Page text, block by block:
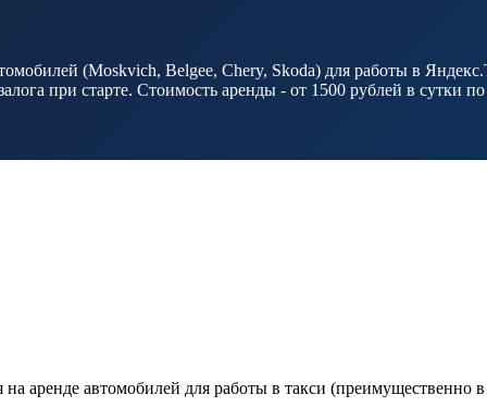
(Moskvich, Belgee, Chery, Skoda) для работы в
при старте. Стоимость аренды - от 1500 рублей в сутки
автомобилей для работы в такси (преимущественно